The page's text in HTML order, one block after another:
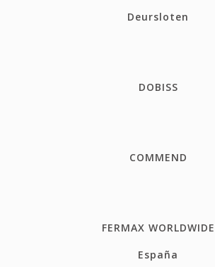
Deursloten
DOBISS
COMMEND
FERMAX WORLDWIDE
España